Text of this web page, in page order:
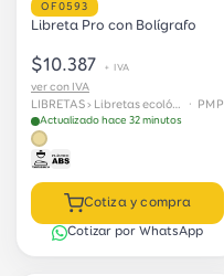
OF0593
Libreta Pro con Bolígrafo
$10.387 + IVA
ver con IVA
· PMP
Actualizado hace 32 minutos
Cotiza y compra
Cotizar por WhatsApp